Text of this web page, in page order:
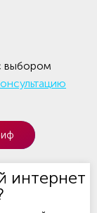
выбором
интернет